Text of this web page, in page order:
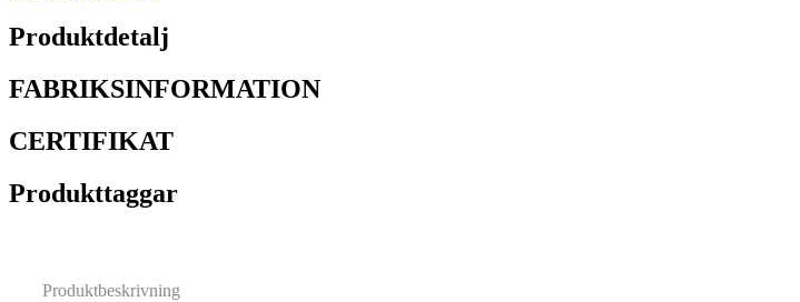
Produktdetalj
FABRIKSINFORMATION
CERTIFIKAT
Produkttaggar
Produktbeskrivning